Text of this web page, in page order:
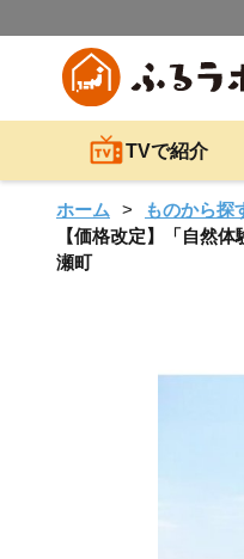
TVで紹介
ホーム ものから探
【価格改定】「自然
瀬町